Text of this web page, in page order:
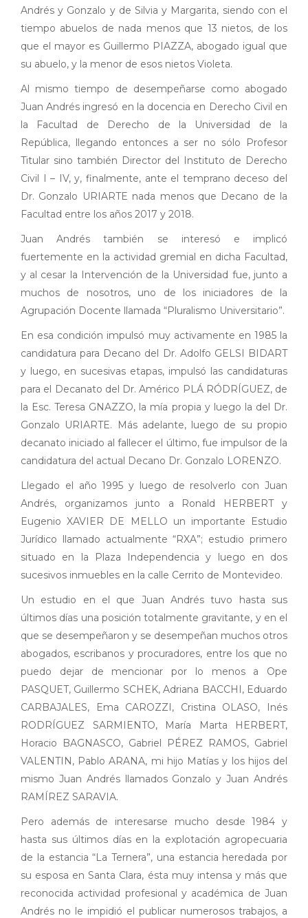
Andrés y Gonzalo y de Silvia y Margarita, siendo con el
tiempo abuelos de nada menos que 13 nietos, de los
que el mayor es Guillermo PIAZZA, abogado igual que
su abuelo, y la menor de esos nietos Violeta.
Al mismo tiempo de desempeñarse como abogado
Juan Andrés ingresó en la docencia en Derecho Civil en
la Facultad de Derecho de la Universidad de la
República, llegando entonces a ser no sólo Profesor
Titular sino también Director del Instituto de Derecho
Civil I – IV, y, finalmente, ante el temprano deceso del
Dr. Gonzalo URIARTE nada menos que Decano de la
Facultad entre los años 2017 y 2018.
Juan Andrés también se interesó e implicó
fuertemente en la actividad gremial en dicha Facultad,
y al cesar la Intervención de la Universidad fue, junto a
muchos de nosotros, uno de los iniciadores de la
Agrupación Docente llamada “Pluralismo Universitario”.
En esa condición impulsó muy activamente en 1985 la
candidatura para Decano del Dr. Adolfo GELSI BIDART
y luego, en sucesivas etapas, impulsó las candidaturas
para el Decanato del Dr. Américo PLÁ RÓDRÍGUEZ, de
la Esc. Teresa GNAZZO, la mía propia y luego la del Dr.
Gonzalo URIARTE. Más adelante, luego de su propio
decanato iniciado al fallecer el último, fue impulsor de la
candidatura del actual Decano Dr. Gonzalo LORENZO.
Llegado el año 1995 y luego de resolverlo con Juan
Andrés, organizamos junto a Ronald HERBERT y
Eugenio XAVIER DE MELLO un importante Estudio
Jurídico llamado actualmente “RXA”; estudio primero
situado en la Plaza Independencia y luego en dos
sucesivos inmuebles en la calle Cerrito de Montevideo.
Un estudio en el que Juan Andrés tuvo hasta sus
últimos días una posición totalmente gravitante, y en el
que se desempeñaron y se desempeñan muchos otros
abogados, escribanos y procuradores, entre los que no
puedo dejar de mencionar por lo menos a Ope
PASQUET, Guillermo SCHEK, Adriana BACCHI, Eduardo
CARBAJALES, Ema CAROZZI, Cristina OLASO, Inés
RODRÍGUEZ SARMIENTO, María Marta HERBERT,
Horacio BAGNASCO, Gabriel PÉREZ RAMOS, Gabriel
VALENTIN, Pablo ARANA, mi hijo Matías y los hijos del
mismo Juan Andrés llamados Gonzalo y Juan Andrés
RAMÍREZ SARAVIA.
Pero además de interesarse mucho desde 1984 y
hasta sus últimos días en la explotación agropecuaria
de la estancia “La Ternera”, una estancia heredada por
su esposa en Santa Clara, ésta muy intensa y más que
reconocida actividad profesional y académica de Juan
Andrés no le impidió el publicar numerosos trabajos, a